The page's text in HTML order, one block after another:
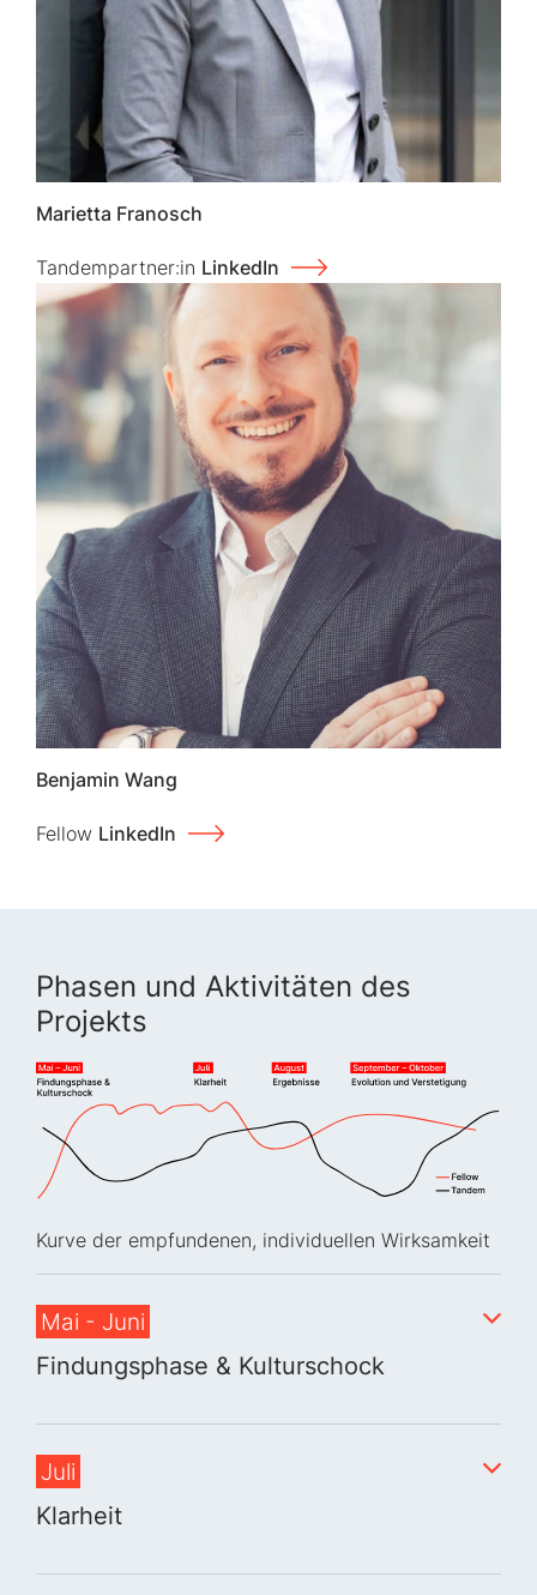
Marietta Franosch
Tandempartner:in LinkedIn
Benjamin Wang
Fellow LinkedIn
Phasen und Aktivitäten des
Projekts
Kurve der empfundenen, individuellen Wirksamkeit
Mai - Juni
Findungsphase & Kulturschock
Juli
Klarheit